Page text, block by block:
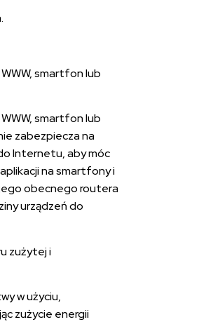
smartfon lub
smartfon lub
zabezpiecza na
Internetu, aby móc
na smartfony i
obecnego routera
urządzeń do
zużytej i
w użyciu,
zużycie energii